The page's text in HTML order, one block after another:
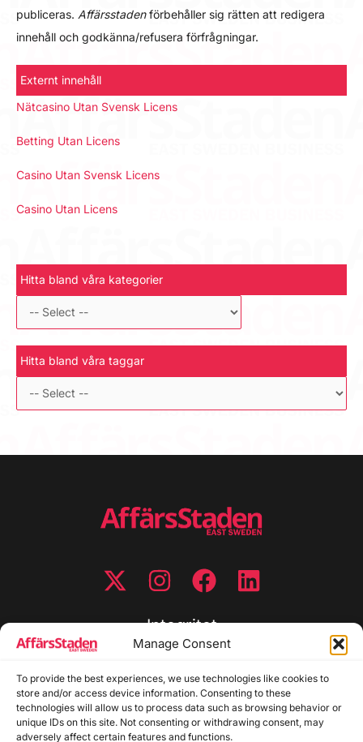
Manage Consent
To provide the best experiences, we use technologies like cookies to
store and/or access device information. Consenting to these
technologies will allow us to process data such as browsing behavior or
unique IDs on this site. Not consenting or withdrawing consent, may
adversely affect certain features and functions.
publiceras. Affärsstadenförbehåller sig rätten att redigera
innehåll och godkänna/refusera förfrågningar.
Externt innehåll
Nätcasino Utan Svensk Licens
Betting Utan Licens
Casino Utan Svensk Licens
Casino Utan Licens
Hitta bland våra kategorier
Hitta bland våra taggar
Integritet
Cookiepolicy
Disclaimer
Redaktionell policy
Utgivarinformation